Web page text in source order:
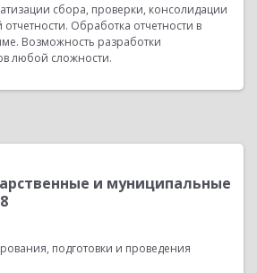
сбора, проверки, консолидации
Обработка отчетности в
Возможность разработки
любой сложности.
и муниципальные
подготовки и проведения